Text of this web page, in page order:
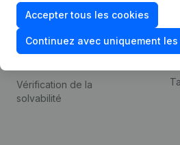
Accepter tous les cookies
Continuez avec uniquement
Consulter des comptes
annuels
Recherche de numéro de
Vérification de la
solvabilité